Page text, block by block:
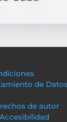
de Datos
de autor